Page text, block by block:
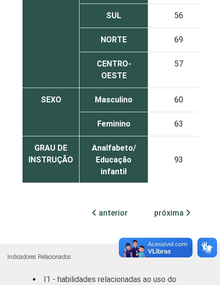
SUL 56
NORTE 69
CENTRO-
OESTE
57
SEXO Masculino 60
Feminino 63
GRAU DE
INSTRUÇÃO
Analfabeto/
Educação
infantil
93
Superior 18
ETÁRIA
anos
anterior próxima
Indicadores Relacionados
I1 - habilidades relacionadas ao uso do